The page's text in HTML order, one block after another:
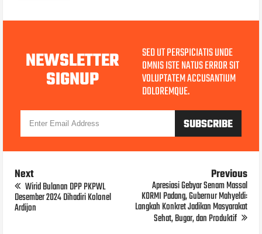
NEWSLETTER
SIGNUP
SED UT PERSPICIATIS UNDE
OMNIS ISTE NATUS ERROR SIT
VOLUPTATEM ACCUSANTIUM
DOLOREMQUE.
Next
Wirid Bulanan DPP PKPWL
Desember 2024 Dihadiri Kolonel
Ardijon
Previous
Apresiasi Gebyar Senam Massal
KORMI Padang, Gubernur Mahyeldi:
Langkah Konkret Jadikan Masyarakat
Sehat, Bugar, dan Produktif